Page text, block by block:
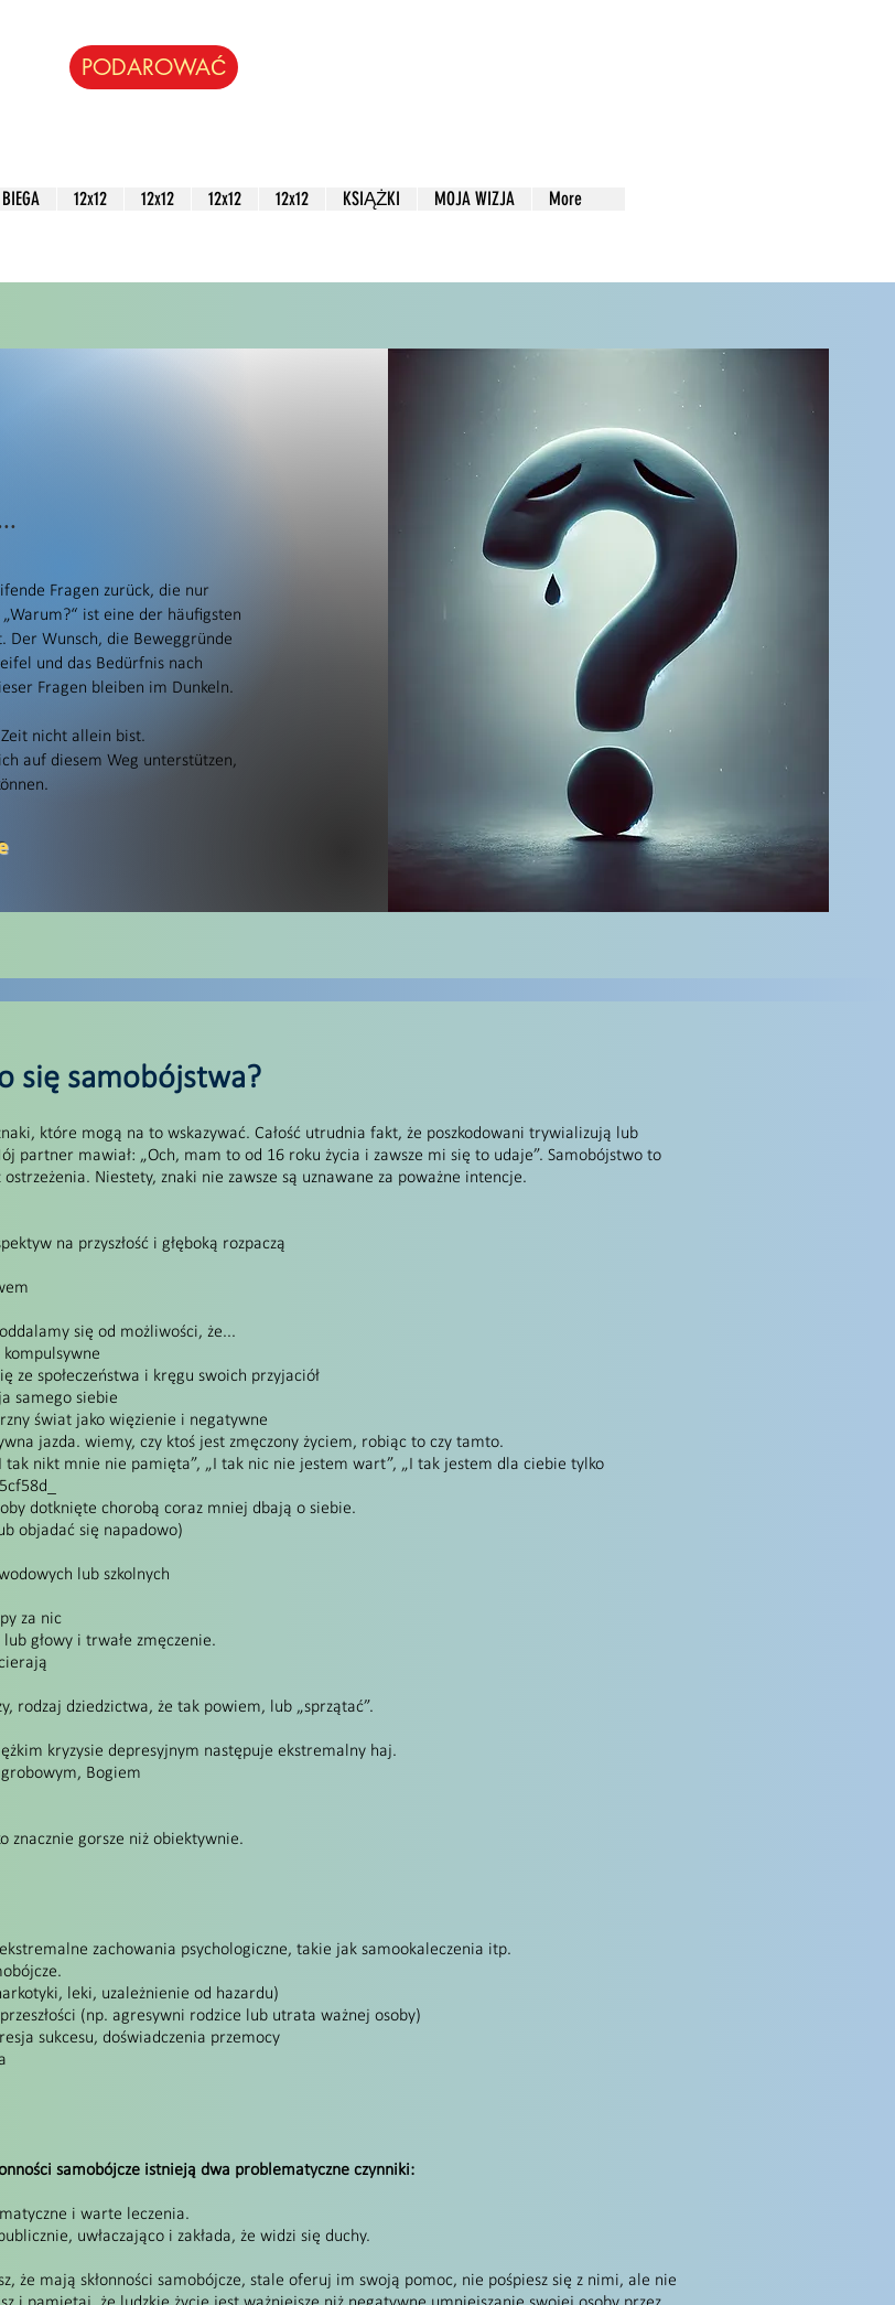
PODAROWAĆ
12x12 12x12 12x12 12x12 KSIĄŻKI MOJA WIZJA More
Fragen zurück, die nur
ist eine der häufigsten
Der Wunsch, die Beweggründe
und das Bedürfnis nach
Fragen bleiben im Dunkeln.
nicht allein bist.
auf diesem Weg unterstützen,
się samobójstwa?
które mogą na to wskazywać. Całość utrudnia fakt, że poszkodowani trywializują lub
partner mawiał: „Och, mam to od 16 roku życia i zawsze mi się to udaje”. Samobójstwo to
Niestety, znaki nie zawsze są uznawane za poważne intencje.
na przyszłość i głęboką rozpaczą
się od możliwości, że...
ze społeczeństwa i kręgu swoich przyjaciół
samego siebie
świat jako więzienie i negatywne
jazda. wiemy, czy ktoś jest zmęczony życiem, robiąc to czy tamto.
tak nikt mnie nie pamięta”, „I tak nic nie jestem wart”, „I tak jestem dla ciebie tylko
dotknięte chorobą coraz mniej dbają o siebie.
objadać się napadowo)
lub szkolnych
za nic
głowy i trwałe zmęczenie.
rodzaj dziedzictwa, że tak powiem, lub „sprzątać”.
kryzysie depresyjnym następuje ekstremalny haj.
Bogiem
znacznie gorsze niż obiektywnie.
zachowania psychologiczne, takie jak samookaleczenia itp.
leki, uzależnienie od hazardu)
(np. agresywni rodzice lub utrata ważnej osoby)
sukcesu, doświadczenia przemocy
samobójcze istnieją dwa problematyczne czynniki:
i warte leczenia.
uwłaczająco i zakłada, że widzi się duchy.
że mają skłonności samobójcze, stale oferuj im swoją pomoc, nie pośpiesz się z nimi, ale nie